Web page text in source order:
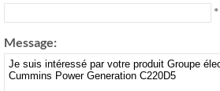
*
Message: